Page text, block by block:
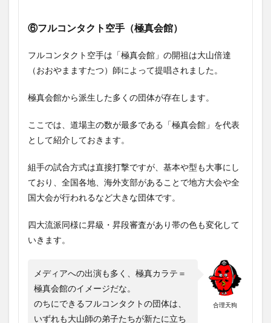
⑥フルコンタクト空手（極真会館）
フルコンタクト空手は「極真会館」の開祖は大山倍達
（おおやまますたつ）師によって提唱されました。
極真会館から派生した多くの団体が存在します。
ここでは、道場主の数が最多である「極真会館」を代表
として紹介しておきます。
組手の試合方式は直接打撃ですが、基本や型も大事にし
ており、全国各地、海外支部があることで地方大会や全
国大会が行われるなど大きな団体です。
四大流派同様に昇級・昇段審査があり帯の色も変化して
いきます。
合理天狗
メディアへの出演も多く、極真カラテ＝
極真会館のイメージだな。
のちにできるフルコンタクトの団体は、
いずれも大山師の弟子たちが新たに立ち